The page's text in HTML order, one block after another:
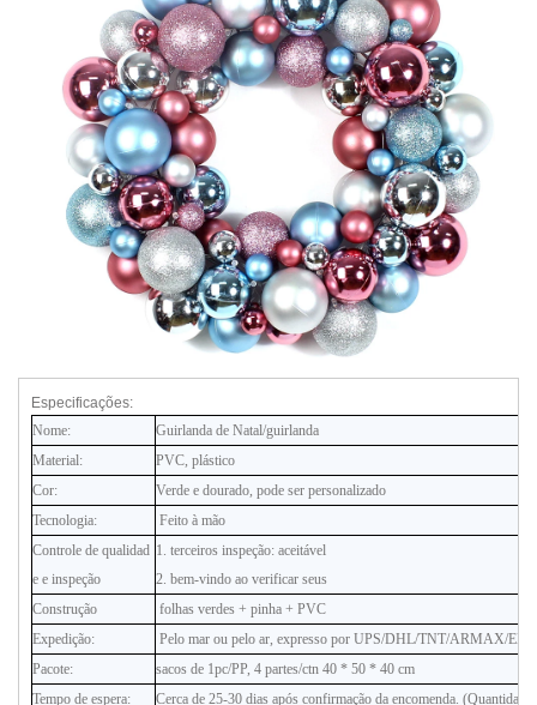
Especificações:
Nome:
Guirlanda de Natal/guirlanda
Material:
PVC, plástico
Cor:
Verde e dourado, pode ser personalizado
Tecnologia:
Feito à mão
Controle de qualidad
e e inspeção
1. terceiros inspeção: aceitável
2. bem-vindo ao verificar seus
Construção
folhas verdes + pinha + PVC
Expedição:
Pelo mar ou pelo ar, expresso por UPS/DHL/TNT/ARMAX/EMS
Pacote:
sacos de 1pc/PP, 4 partes/ctn 40 * 50 * 40 cm
Tempo de espera:
Cerca de 25-30 dias após confirmação da encomenda.